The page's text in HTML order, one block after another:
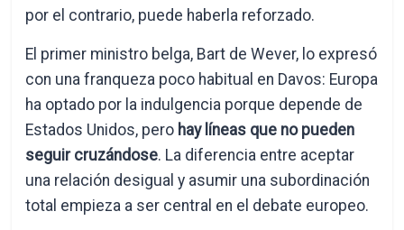
por el contrario, puede haberla reforzado.
El primer ministro belga, Bart de Wever, lo expresó
con una franqueza poco habitual en Davos: Europa
ha optado por la indulgencia porque depende de
Estados Unidos, pero hay líneas que no pueden
seguir cruzándose. La diferencia entre aceptar
una relación desigual y asumir una subordinación
total empieza a ser central en el debate europeo.